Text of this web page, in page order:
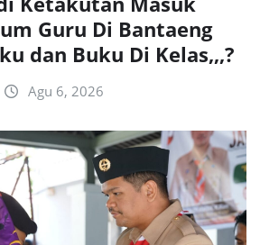
Guru Di Bantaeng
dan Buku Di Kelas,,,?
Agu 6, 2026